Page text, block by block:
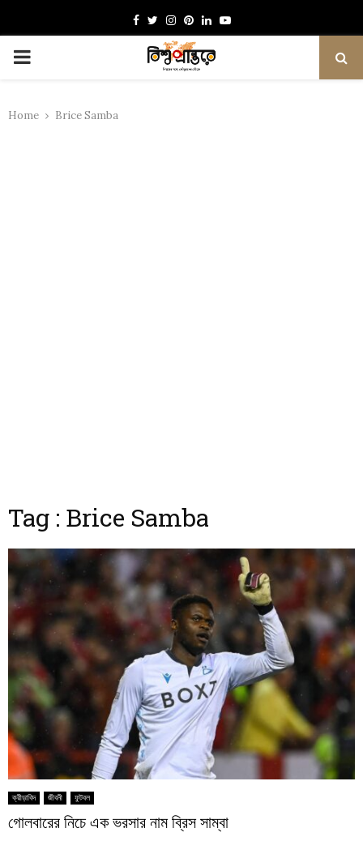
Facebook
TwitterInstagram
Pinterest
LinkedinYoutube
PRIMARY
Home Brice Samba
Tag : Brice Samba
ক্রীড়াবিদ জীবনী ফুটবল
গোলবারের নিচে এক ভরসার নাম ব্রিস সাম্বা